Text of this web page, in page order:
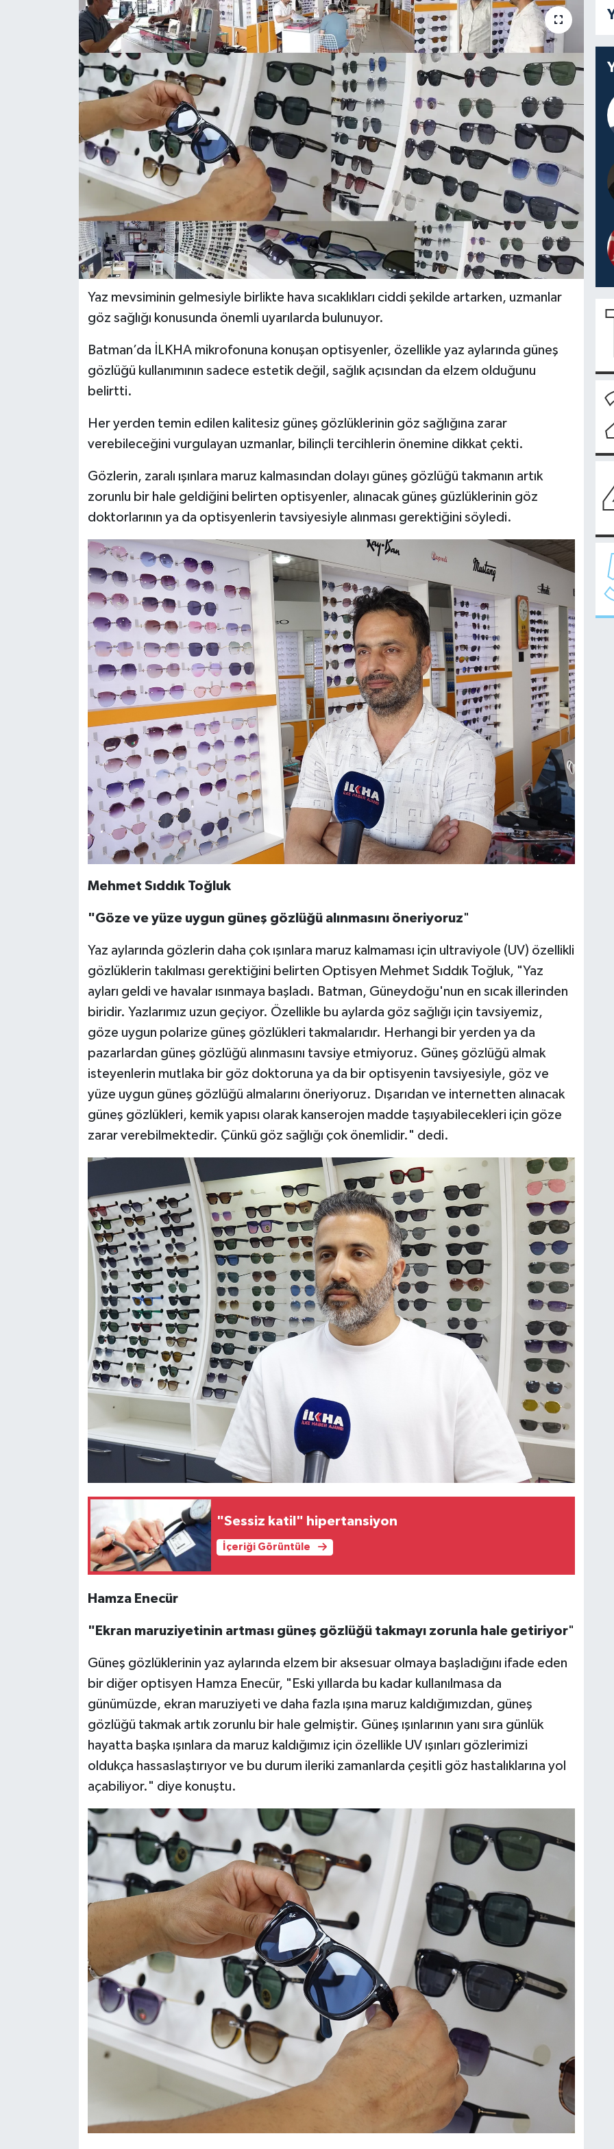
Yaz mevsiminin gelmesiyle birlikte hava sıcaklıkları ciddi şekilde artarken, uzmanlar
göz sağlığı konusunda önemli uyarılarda bulunuyor.
Batman’da İLKHA mikrofonuna konuşan optisyenler, özellikle yaz aylarında güneş
gözlüğü kullanımının sadece estetik değil, sağlık açısından da elzem olduğunu
belirtti.
Her yerden temin edilen kalitesiz güneş gözlüklerinin göz sağlığına zarar
verebileceğini vurgulayan uzmanlar, bilinçli tercihlerin önemine dikkat çekti.
Gözlerin, zaralı ışınlara maruz kalmasından dolayı güneş gözlüğü takmanın artık
zorunlu bir hale geldiğini belirten optisyenler, alınacak güneş güzlüklerinin göz
doktorlarının ya da optisyenlerin tavsiyesiyle alınması gerektiğini söyledi.
Mehmet Sıddık Toğluk
"Göze ve yüze uygun güneş gözlüğü alınmasını öneriyoruz"
Yaz aylarında gözlerin daha çok ışınlara maruz kalmaması için ultraviyole (UV) özellikli
gözlüklerin takılması gerektiğini belirten Optisyen Mehmet Sıddık Toğluk, "Yaz
ayları geldi ve havalar ısınmaya başladı. Batman, Güneydoğu'nun en sıcak illerinden
biridir. Yazlarımız uzun geçiyor. Özellikle bu aylarda göz sağlığı için tavsiyemiz,
göze uygun polarize güneş gözlükleri takmalarıdır. Herhangi bir yerden ya da
pazarlardan güneş gözlüğü alınmasını tavsiye etmiyoruz. Güneş gözlüğü almak
isteyenlerin mutlaka bir göz doktoruna ya da bir optisyenin tavsiyesiyle, göz ve
yüze uygun güneş gözlüğü almalarını öneriyoruz. Dışarıdan ve internetten alınacak
güneş gözlükleri, kemik yapısı olarak kanserojen madde taşıyabilecekleri için göze
zarar verebilmektedir. Çünkü göz sağlığı çok önemlidir." dedi.
"Sessiz katil" hipertansiyon
İçeriği Görüntüle
Hamza Enecür
"Ekran maruziyetinin artması güneş gözlüğü takmayı zorunla hale getiriyor"
Güneş gözlüklerinin yaz aylarında elzem bir aksesuar olmaya başladığını ifade eden
bir diğer optisyen Hamza Enecür, "Eski yıllarda bu kadar kullanılmasa da
günümüzde, ekran maruziyeti ve daha fazla ışına maruz kaldığımızdan, güneş
gözlüğü takmak artık zorunlu bir hale gelmiştir. Güneş ışınlarının yanı sıra günlük
hayatta başka ışınlara da maruz kaldığımız için özellikle UV ışınları gözlerimizi
oldukça hassaslaştırıyor ve bu durum ileriki zamanlarda çeşitli göz hastalıklarına yol
açabiliyor." diye konuştu.
Teknoloji